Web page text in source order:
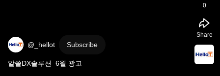
@_hellot Subscribe
알쓸DX솔루션  6월 광고
0
Share